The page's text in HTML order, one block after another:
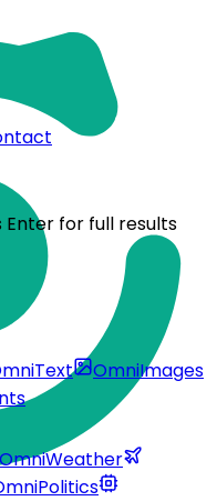
for full results
OmniImages
OmniWeather